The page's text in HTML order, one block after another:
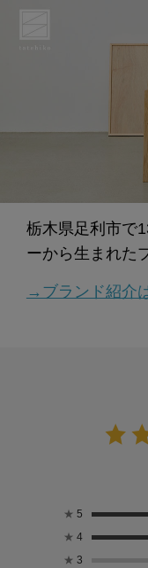
栃木県足利市で
ーから生まれた
→ブランド紹介
★ 5
★ 4
★ 3